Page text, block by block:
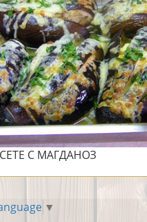
С МАГДАНОЗ
▼